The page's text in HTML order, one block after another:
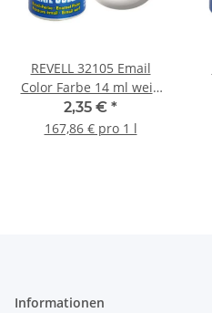
REVELL 32105 Email
Color Farbe 14 ml weiß
matt RAL 9001
2,35 € *
167,86 € pro 1 l
Informationen